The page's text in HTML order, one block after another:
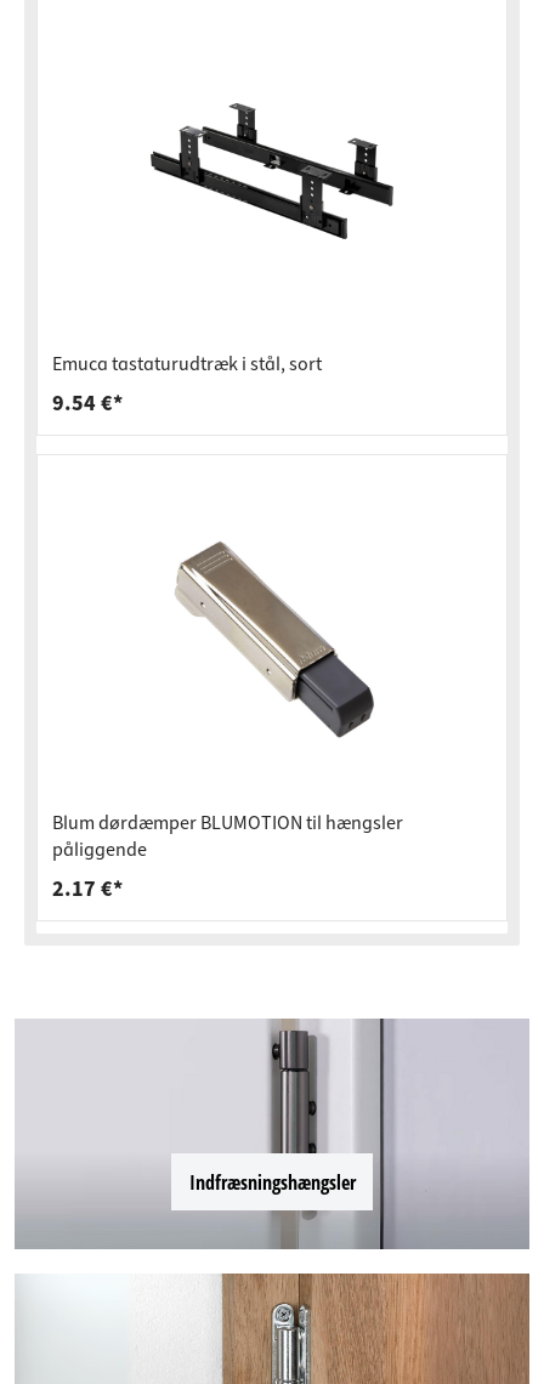
Emuca tastaturudtræk i stål, sort
9.54 €*
Blum dørdæmper BLUMOTION til hængsler
påliggende
2.17 €*
Indfræsningshængsler